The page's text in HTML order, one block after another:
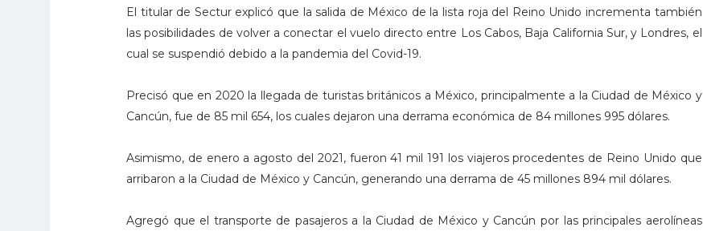
El titular de Sectur explicó que la salida de México de la lista roja del Reino Unido incrementa también
las posibilidades de volver a conectar el vuelo directo entre Los Cabos, Baja California Sur, y Londres, el
cual se suspendió debido a la pandemia del Covid-19.
Precisó que en 2020 la llegada de turistas británicos a México, principalmente a la Ciudad de México y
Cancún, fue de 85 mil 654, los cuales dejaron una derrama económica de 84 millones 995 dólares.
Asimismo, de enero a agosto del 2021, fueron 41 mil 191 los viajeros procedentes de Reino Unido que
arribaron a la Ciudad de México y Cancún, generando una derrama de 45 millones 894 mil dólares.
Agregó que el transporte de pasajeros a la Ciudad de México y Cancún por las principales aerolíneas